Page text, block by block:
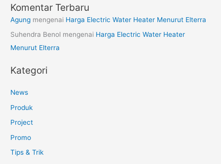
Komentar Terbaru
Agung mengenai Harga Electric Water Heater Menurut Elterra
Suhendra Benol mengenai Harga Electric Water Heater
Menurut Elterra
Kategori
News
Produk
Project
Promo
Tips & Trik